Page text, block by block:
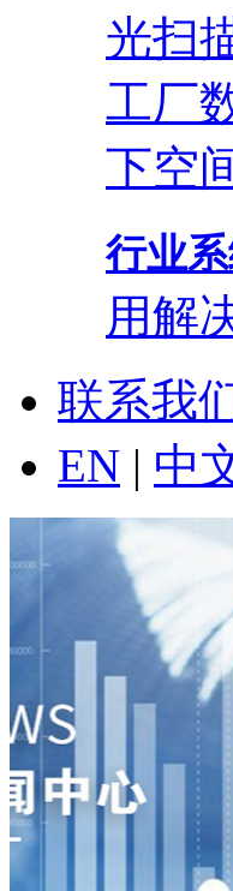
光扫
工厂
下空
行业
用解
联系我
EN | 中